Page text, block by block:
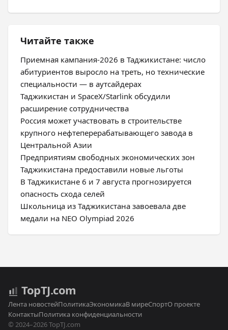
Читайте также
Приемная кампания-2026 в Таджикистане: число
абитуриентов выросло на треть, но технические
специальности — в аутсайдерах
Таджикистан и SpaceX/Starlink обсудили
расширение сотрудничества
Россия может участвовать в строительстве
крупного нефтеперерабатывающего завода в
Центральной Азии
Предприятиям свободных экономических зон
Таджикистана предоставили новые льготы
В Таджикистане 6 и 7 августа прогнозируется
опасность схода селей
Школьница из Таджикистана завоевала две
медали на NEO Olympiad 2026
TopTJ.com
Лента новостейПолитикаЭкономикаВ миреСпортО проекте
КонтактыПолитика конфиденциальности
© 2024–2026 TopTJ.com